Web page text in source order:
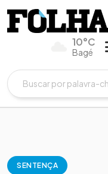
10°C
Bagé
SENTENÇA